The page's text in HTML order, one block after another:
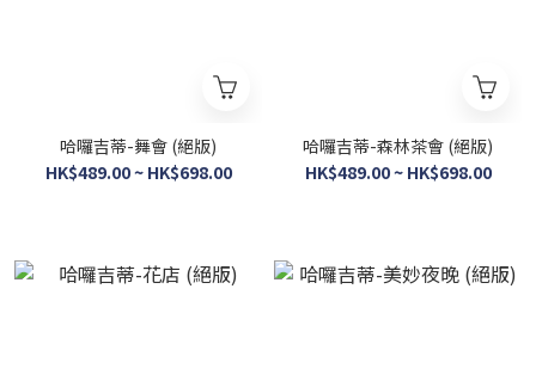
哈囉吉蒂-舞會 (絕版)
HK$489.00 ~ HK$698.00
哈囉吉蒂-森林茶會 (絕版)
HK$489.00 ~ HK$698.00